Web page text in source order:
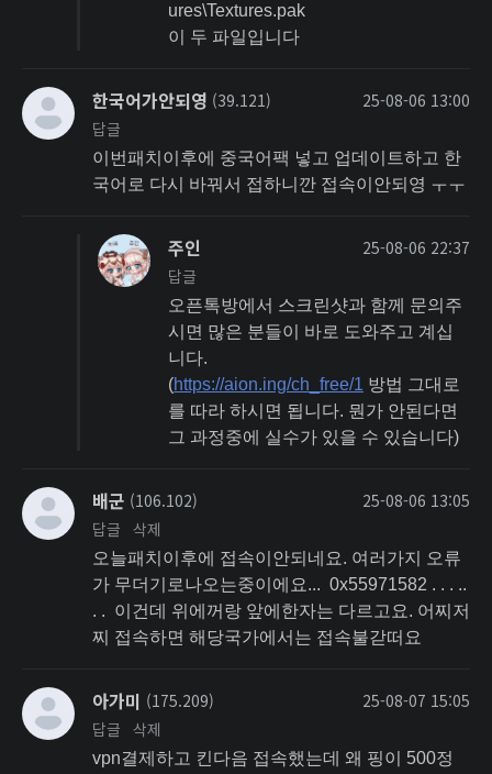
ures\Textures.pak
이 두 파일입니다
한국어가안되영 (39.121)
25-08-06 13:00
답글
이번패치이후에 중국어팩 넣고 업데이트하고 한
국어로 다시 바꿔서 접하니깐 접속이안되영 ㅜㅜ
주인
25-08-06 22:37
답글
오픈톡방에서 스크린샷과 함께 문의주
시면 많은 분들이 바로 도와주고 계십
니다.
(https://aion.ing/ch_free/1 방법 그대로
를 따라 하시면 됩니다. 뭔가 안된다면
그 과정중에 실수가 있을 수 있습니다)
배군 (106.102)
25-08-06 13:05
답글 삭제
오늘패치이후에 접속이안되네요. 여러가지 오류
가 무더기로나오는중이에요... 0x55971582 . . . ..
. . 이건데 위에꺼랑 앞에한자는 다르고요. 어찌저
찌 접속하면 해당국가에서는 접속불갇떠요
아가미 (175.209)
25-08-07 15:05
답글 삭제
vpn결제하고 킨다음 접속했는데 왜 핑이 500정